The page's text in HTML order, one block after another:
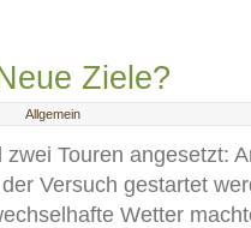
Ziele?
Allgemein
Touren angesetzt:
Versuch gestartet
Wetter